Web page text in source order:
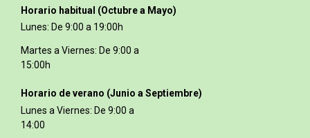
Horario habitual (Octubre a Mayo)
Lunes: De 9:00 a 19:00h
Martes a Viernes: De 9:00 a
15:00h
Horario de verano (Junio a Septiembre)
Lunes a Viernes: De 9:00 a
14:00